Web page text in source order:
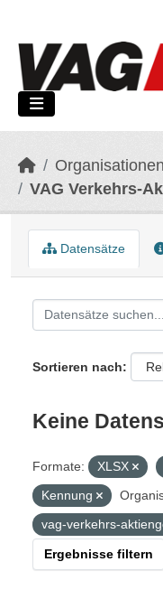
Organisationen
VAG Verkehrs-
Datensätze
Sortieren nach
Keine
Formate: XLSX
Kennung
vag-verkehrs-
Ergebnisse filtern